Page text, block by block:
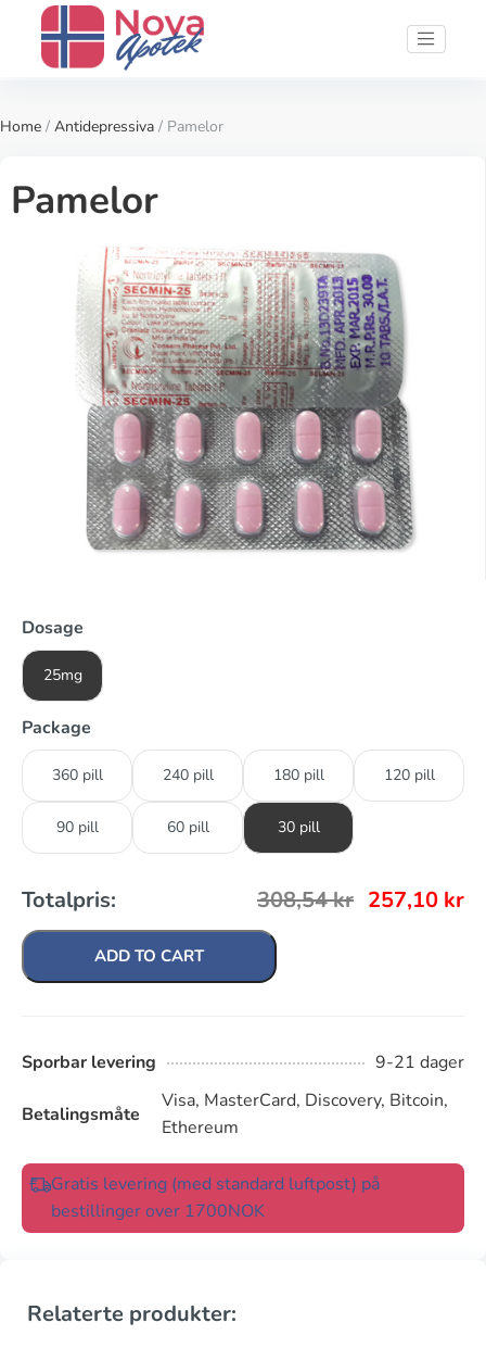
Home / Antidepressiva / Pamelor
Pamelor
Dosage
25mg
Package
360 pill 240 pill 180 pill 120 pill
90 pill 60 pill 30 pill
Totalpris: 308,54kr 257,10 kr
ADD TO CART
Sporbar levering 9-21 dager
Betalingsmåte
Visa, MasterCard, Discovery, Bitcoin,
Ethereum
Gratis levering (med standard luftpost) på
bestillinger over 1700NOK
Relaterte produkter: